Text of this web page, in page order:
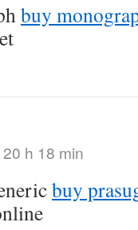
buy
h 18 min
buy